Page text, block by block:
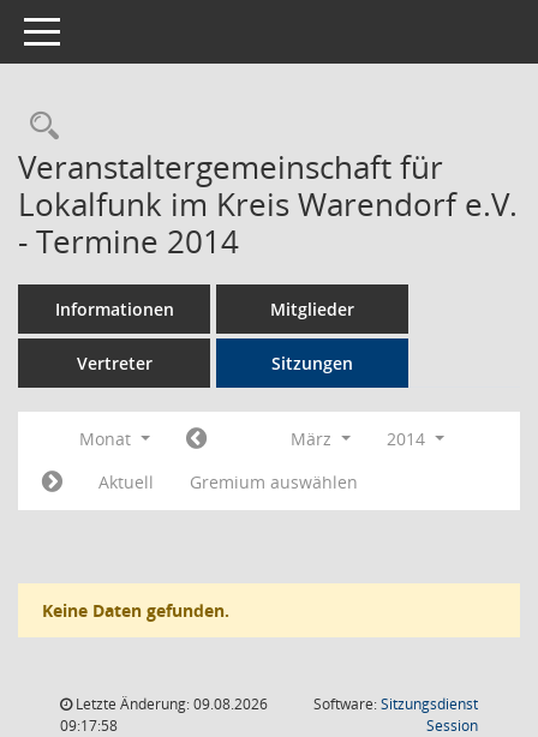
Toggle navigation
Rechercheauswahl
Veranstaltergemeinschaft für
Lokalfunk im Kreis Warendorf e.V.
- Termine 2014
Informationen Mitglieder
Vertreter Sitzungen
Monat März
2014
Aktuell
Gremium auswählen
Keine Daten gefunden.
Letzte Änderung: 09.08.2026
09:17:58
Software:Sitzungsdienst
Session(Wird in